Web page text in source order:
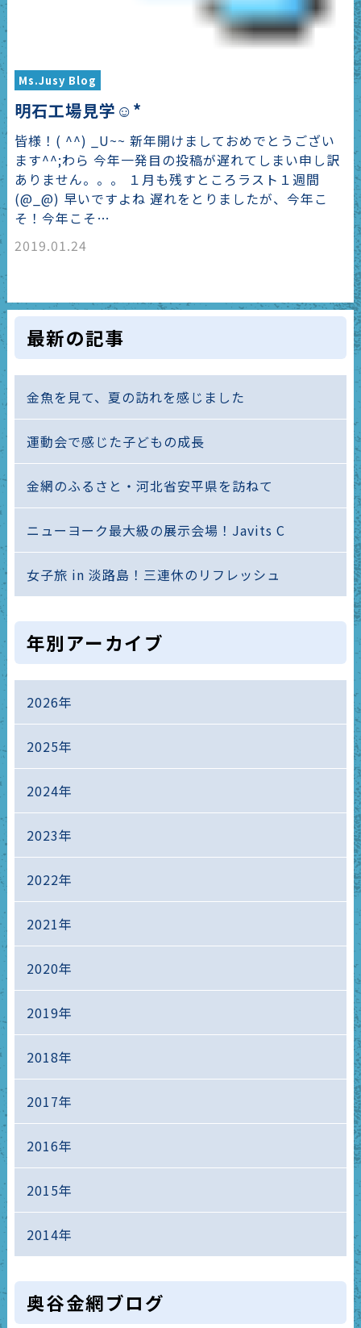
Ms.Jusy Blog
明石工場見学☺*
皆様！( ^^) _U~~ 新年開けましておめでとうござい
ます^^;わら 今年一発目の投稿が遅れてしまい申し訳
ありません。。。 １月も残すところラスト１週間
(@_@) 早いですよね 遅れをとりましたが、今年こ
そ！今年こそ…
2019.01.24
最新の記事
金魚を見て、夏の訪れを感じました
運動会で感じた子どもの成長
金網のふるさと・河北省安平県を訪ねて
ニューヨーク最大級の展示会場！Javits C
女子旅 in 淡路島！三連休のリフレッシュ
年別アーカイブ
2026年
2025年
2024年
2023年
2022年
2021年
2020年
2019年
2018年
2017年
2016年
2015年
2014年
奥谷金網ブログ